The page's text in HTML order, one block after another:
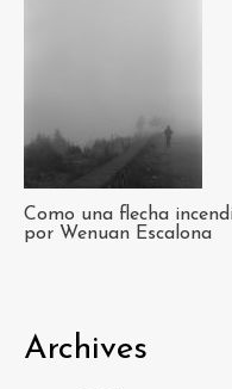
Como una flecha
por Wenuan Escalona
Archives